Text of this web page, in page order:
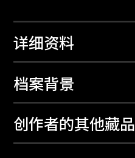
详细资料
档案背景
创作者的其他藏品